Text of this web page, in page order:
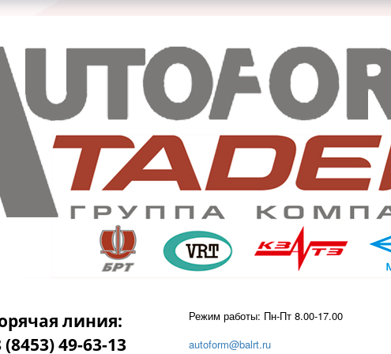
линия:
(8453) 49-63-13
Режим работы: Пн-Пт 8.00-17.00
autoform@balrt.ru